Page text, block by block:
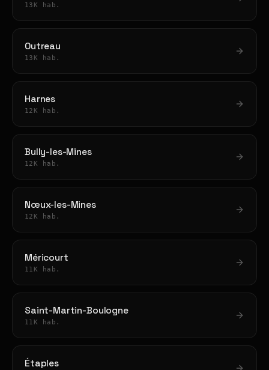
13K hab.
Outreau
13K hab.
Harnes
12K hab.
Bully-les-Mines
12K hab.
Nœux-les-Mines
12K hab.
Méricourt
11K hab.
Saint-Martin-Boulogne
11K hab.
Étaples